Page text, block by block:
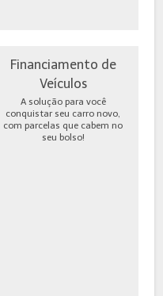
Financiamento de
Veículos
A solução para você
conquistar seu carro novo,
com parcelas que cabem no
seu bolso!